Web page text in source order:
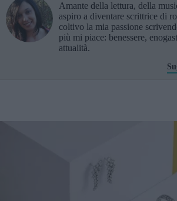
Amante della lettura, della
aspiro a diventare scrittrice di
coltivo la mia passione
più mi piace: benessere,
attualità.